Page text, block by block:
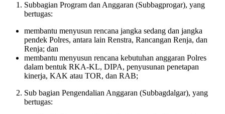
Subbagian Program dan Anggaran (Subbagprogar), yang
bertugas:
membantu menyusun rencana jangka sedang dan jangka
pendek Polres, antara lain Renstra, Rancangan Renja, dan
Renja; dan
membantu menyusun rencana kebutuhan anggaran Polres
dalam bentuk RKA-KL, DIPA, penyusunan penetapan
kinerja, KAK atau TOR, dan RAB;
Sub bagian Pengendalian Anggaran (Subbagdalgar), yang
bertugas: